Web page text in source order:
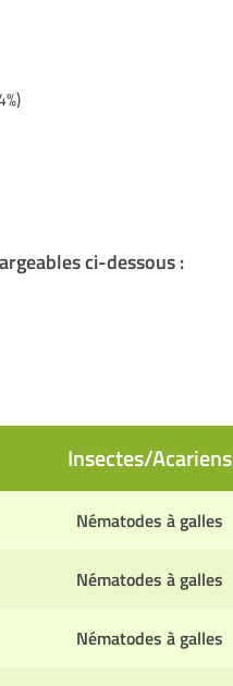
ci-dessous :
Insectes/Acariens
Nématodes à galles
Nématodes à galles
Nématodes à galles